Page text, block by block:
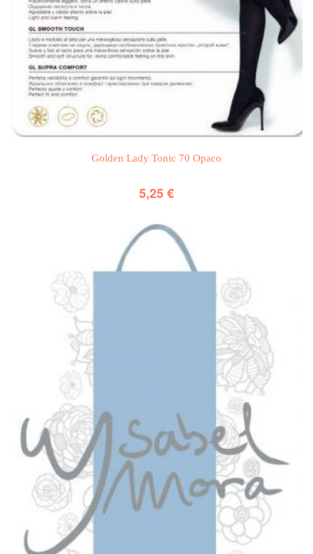
Golden Lady Tonic 70 Opaco
5,25€